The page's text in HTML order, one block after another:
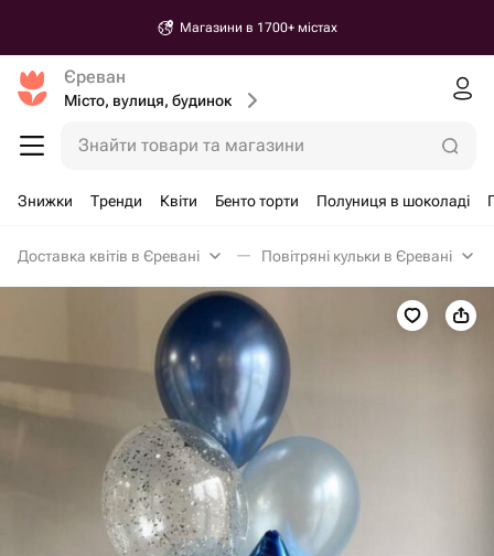
Магазини в 1700+ містах
Єреван
Місто, вулиця, будинок
Знайти товари та магазини
Знижки Тренди Квіти Бенто торти Полуниця в шоколаді
Доставка квітів в Єревані Повітряні кульки в Єревані